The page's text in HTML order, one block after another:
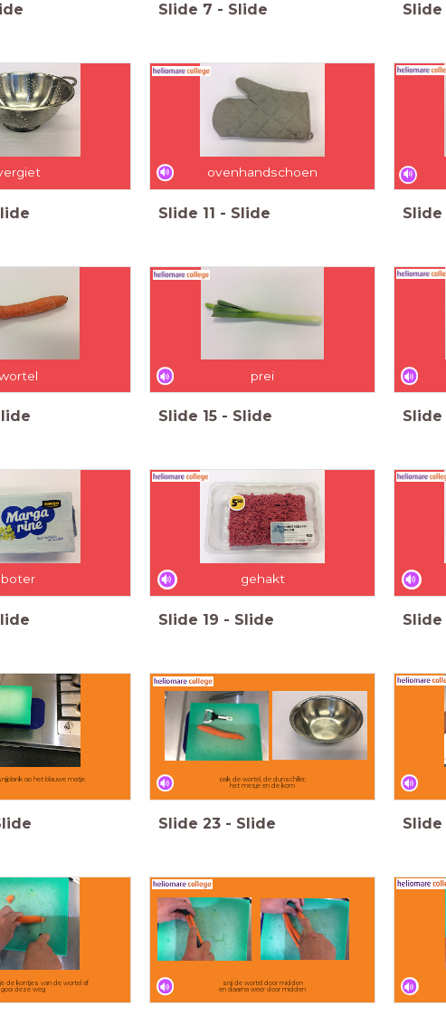
Slide 7 - Slide Slide
ovenhandschoen
Slide 11 - Slide Slide
prei
Slide 15 - Slide Slide
boter gehakt
Slide 19 - Slide Slide
op het blauwe matje pak de wortel, de dunschiller,
het mesje en de kom
Slide 23 - Slide Slide
de kontjes van de wortel af
gooi deze weg
snij de wortel door midden
en daarna weer door midden